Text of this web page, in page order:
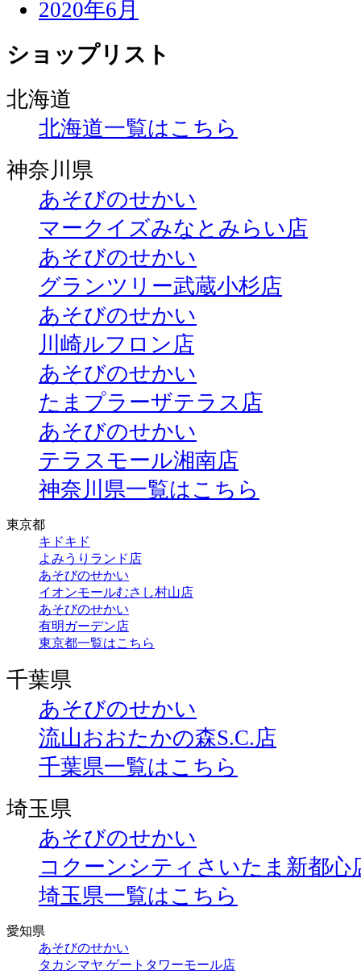
2020年6月
ショップリスト
北海道
北海道一覧はこちら
神奈川県
あそびのせかい
マークイズみなとみらい店
あそびのせかい
グランツリー武蔵小杉店
あそびのせかい
川崎ルフロン店
あそびのせかい
たまプラーザテラス店
あそびのせかい
テラスモール湘南店
神奈川県一覧はこちら
東京都
キドキド
よみうりランド店
あそびのせかい
イオンモールむさし村山店
あそびのせかい
有明ガーデン店
東京都一覧はこちら
千葉県
あそびのせかい
流山おおたかの森S.C.店
千葉県一覧はこちら
埼玉県
あそびのせかい
コクーンシティさいたま新都心
埼玉県一覧はこちら
愛知県
あそびのせかい
タカシマヤ ゲートタワーモール店